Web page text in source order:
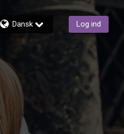
Dansk Log ind